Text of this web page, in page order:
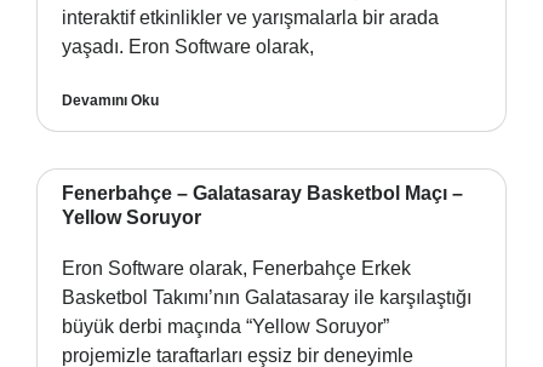
interaktif etkinlikler ve yarışmalarla bir arada
yaşadı. Eron Software olarak,
Devamını Oku
Fenerbahçe – Galatasaray Basketbol Maçı –
Yellow Soruyor
Eron Software olarak, Fenerbahçe Erkek
Basketbol Takımı’nın Galatasaray ile karşılaştığı
büyük derbi maçında “Yellow Soruyor”
projemizle taraftarları eşsiz bir deneyimle